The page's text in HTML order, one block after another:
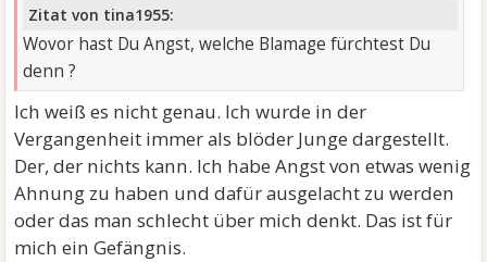
Zitat von tina1955:
Wovor hast Du Angst, welche Blamage fürchtest Du
denn ?
Ich weiß es nicht genau. Ich wurde in der
Vergangenheit immer als blöder Junge dargestellt.
Der, der nichts kann. Ich habe Angst von etwas wenig
Ahnung zu haben und dafür ausgelacht zu werden
oder das man schlecht über mich denkt. Das ist für
mich ein Gefängnis.